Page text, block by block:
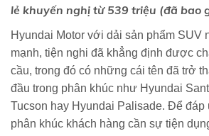
lẻ khuyến nghị từ 539 triệu (đã bao
Hyundai Motor với dải sản phẩm SUV
mạnh, tiện nghi đã khẳng định được
cầu, trong đó có những cái tên đã trở
đầu trong phân khúc như Hyundai
Tucson hay Hyundai Palisade. Để
phân khúc khách hàng cần sự tiện